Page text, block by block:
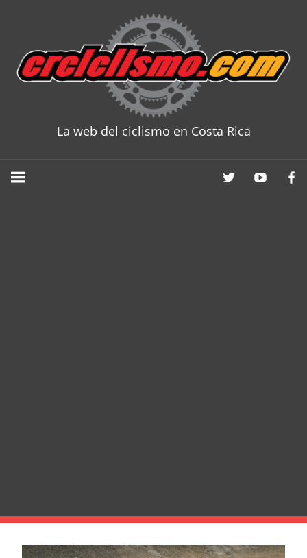
content
La web del ciclismo en Costa Rica